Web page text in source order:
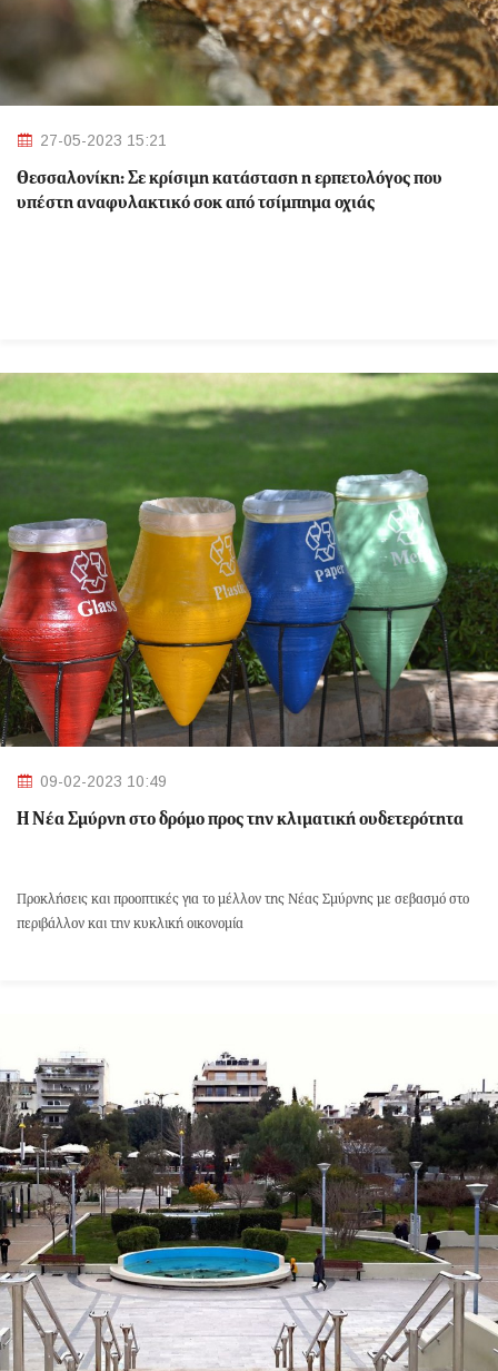
27-05-2023 15:21
Θεσσαλονίκη: Σε κρίσιμη κατάσταση η ερπετολόγος που
υπέστη αναφυλακτικό σοκ από τσίμπημα οχιάς
09-02-2023 10:49
Η Νέα Σμύρνη στο δρόμο προς την κλιματική ουδετερότητα
Προκλήσεις και προοπτικές για το μέλλον της Νέας Σμύρνης με σεβασμό στο
περιβάλλον και την κυκλική οικονομία